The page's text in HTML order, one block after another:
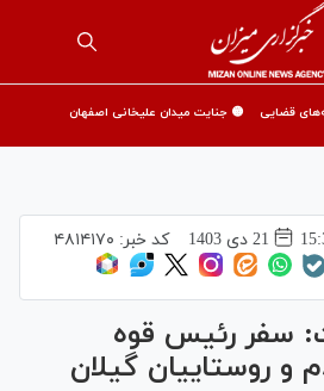
قضایی 🟡 جنایت میدان علیخانی اصفهان
21 دی 1403 کد خبر: ۴۸۱۴۱۷۰
سفر رئیس قوه
و روستاییان گیلان